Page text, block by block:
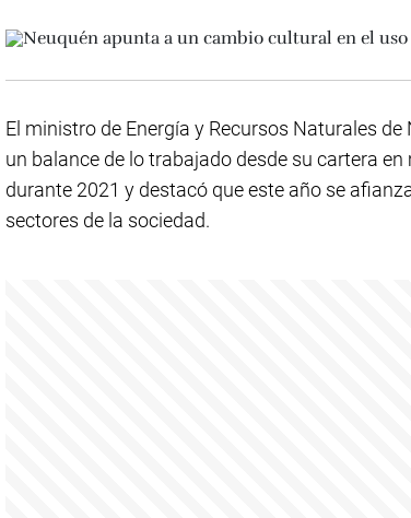
El ministro de Energía y Recursos Naturales de
un balance de lo trabajado desde su cartera en
durante 2021 y destacó que este año se
sectores de la sociedad.